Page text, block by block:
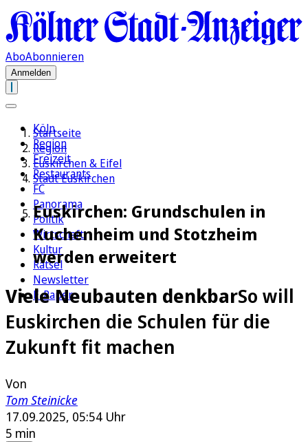
AboAbonnieren
Anmelden
Köln
Region
Freizeit
Restaurants
FC
Panorama
Politik
Wirtschaft
Kultur
Rätsel
Newsletter
E-Paper
Startseite
Region
Euskirchen & Eifel
Stadt Euskirchen
Euskirchen: Grundschulen in
Kuchenheim und Stotzheim
werden erweitert
Viele Neubauten denkbarSo will
Euskirchen die Schulen für die
Zukunft fit machen
Von
Tom Steinicke
17.09.2025, 05:54 Uhr
5 min